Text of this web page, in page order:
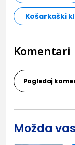
Košarkaški
Komentari
Pogledaj
Možda